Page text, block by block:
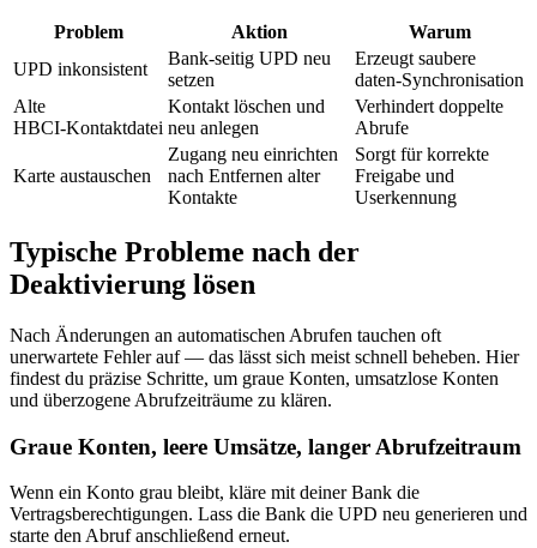
Problem Aktion
Warum
UPD inkonsistent
Bank‑seitig UPD neu
setzen
Erzeugt saubere
daten‑Synchronisation
Alte
HBCI‑Kontaktdatei
Kontakt löschen und
neu anlegen
Verhindert doppelte
Abrufe
Karte austauschen
Zugang neu einrichten
nach Entfernen alter
Kontakte
Sorgt für korrekte
Freigabe und
Userkennung
Typische Probleme nach der
Deaktivierung lösen
Nach Änderungen an automatischen Abrufen tauchen oft
unerwartete Fehler auf — das lässt sich meist schnell beheben. Hier
findest du präzise Schritte, um graue Konten, umsatzlose Konten
und überzogene Abrufzeiträume zu klären.
Graue Konten, leere Umsätze, langer Abrufzeitraum
Wenn ein Konto grau bleibt, kläre mit deiner Bank die
Vertragsberechtigungen. Lass die Bank die UPD neu generieren und
starte den Abruf anschließend erneut.